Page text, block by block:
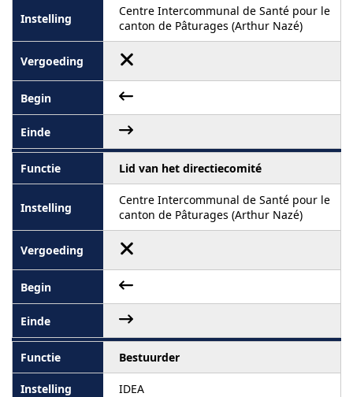
Centre Intercommunal de Santé pour le
canton de Pâturages (Arthur Nazé)
Lid van het directiecomité
Centre Intercommunal de Santé pour le
canton de Pâturages (Arthur Nazé)
Bestuurder
IDEA